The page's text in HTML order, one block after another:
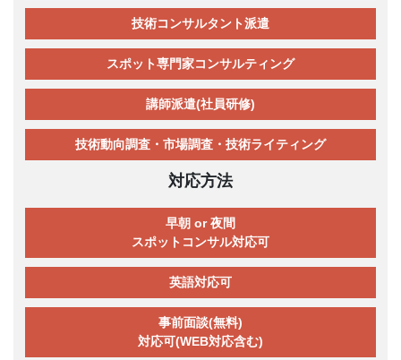
技術コンサルタント派遣
スポット専門家コンサルティング
講師派遣(社員研修)
技術動向調査・市場調査・技術ライティング
対応方法
早朝 or 夜間
スポットコンサル対応可
英語対応可
事前面談(無料)
対応可(WEB対応含む)